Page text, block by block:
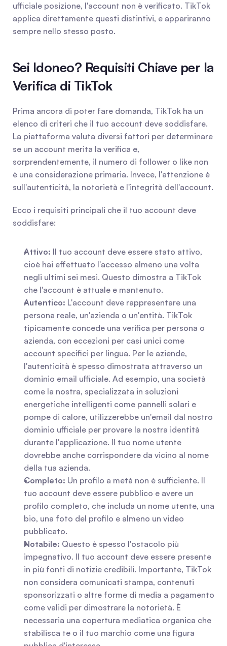
ufficiale posizione, l'account non è verificato. TikTok
applica direttamente questi distintivi, e appariranno
sempre nello stesso posto.
Sei Idoneo? Requisiti Chiave per la
Verifica di TikTok
Prima ancora di poter fare domanda, TikTok ha un
elenco di criteri che il tuo account deve soddisfare.
La piattaforma valuta diversi fattori per determinare
se un account merita la verifica e,
sorprendentemente, il numero di follower o like non
è una considerazione primaria. Invece, l'attenzione è
sull'autenticità, la notorietà e l'integrità dell'account.
Ecco i requisiti principali che il tuo account deve
soddisfare:
Attivo: Il tuo account deve essere stato attivo,
cioè hai effettuato l'accesso almeno una volta
negli ultimi sei mesi. Questo dimostra a TikTok
che l'account è attuale e mantenuto.
Autentico: L'account deve rappresentare una
persona reale, un'azienda o un'entità. TikTok
tipicamente concede una verifica per persona o
azienda, con eccezioni per casi unici come
account specifici per lingua. Per le aziende,
l'autenticità è spesso dimostrata attraverso un
dominio email ufficiale. Ad esempio, una società
come la nostra, specializzata in soluzioni
energetiche intelligenti come pannelli solari e
pompe di calore, utilizzerebbe un'email dal nostro
dominio ufficiale per provare la nostra identità
durante l'applicazione. Il tuo nome utente
dovrebbe anche corrispondere da vicino al nome
della tua azienda.
Completo: Un profilo a metà non è sufficiente. Il
tuo account deve essere pubblico e avere un
profilo completo, che includa un nome utente, una
bio, una foto del profilo e almeno un video
pubblicato.
Notabile: Questo è spesso l'ostacolo più
impegnativo. Il tuo account deve essere presente
in più fonti di notizie credibili. Importante, TikTok
non considera comunicati stampa, contenuti
sponsorizzati o altre forme di media a pagamento
come validi per dimostrare la notorietà. È
necessaria una copertura mediatica organica che
stabilisca te o il tuo marchio come una figura